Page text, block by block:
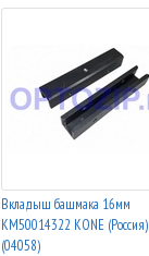
Вкладыш башмака 16мм
KM50014322 KONE (Россия)
(04058)